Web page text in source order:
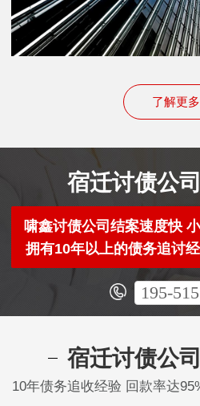
了解更
宿迁讨债公
啸鑫讨债公司结案速度快
拥有10年以上的债务追讨
195-
宿迁讨债公
10年债务追收经验 回款率达